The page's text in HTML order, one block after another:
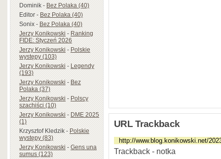
Dominik-Bez Polaka (40)
Editor-Bez Polaka (40)
Sonix-Bez Polaka (40)
Jerzy Konikowski-Ranking
FIDE: Styczeń 2026
Jerzy Konikowski-Polskie
występy (103)
Jerzy Konikowski-Legendy
(193)
Jerzy Konikowski-Bez
Polaka (37)
Jerzy Konikowski-Polscy
szachiści (10)
Jerzy Konikowski-DME 2025
(1)
Krzysztof Kledzik-Polskie
występy (83)
Jerzy Konikowski-Gens una
sumus (123)
URL Trackback
Trackback - notka